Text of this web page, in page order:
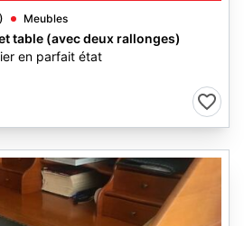
Meubles
table (avec deux rallonges)
en parfait état